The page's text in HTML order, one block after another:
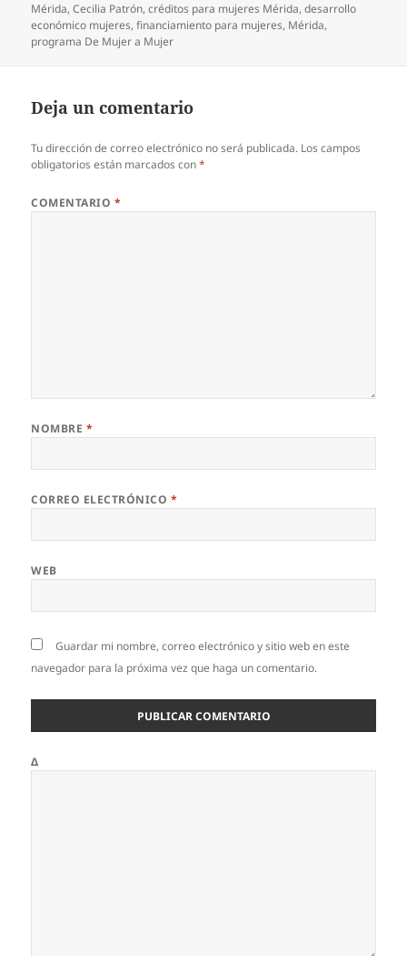
Mérida,Cecilia Patrón,créditos para mujeres Mérida,desarrollo
económico mujeres,financiamiento para mujeres, Mérida,
programa De Mujer a Mujer
Deja un comentario
Tu dirección de correo electrónico no será publicada. Los campos
obligatorios están marcados con*
COMENTARIO *
NOMBRE *
CORREO ELECTRÓNICO *
WEB
Guardar mi nombre, correo electrónico y sitio web en este
navegador para la próxima vez que haga un comentario.
Δ